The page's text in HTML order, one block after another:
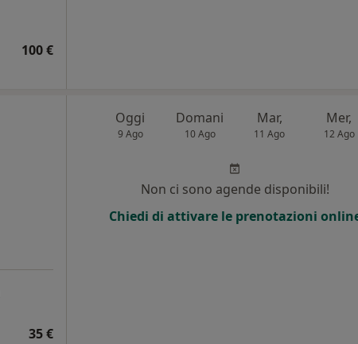
100 €
35 €
Oggi
9 Ago
Domani
10 Ago
Mar,
11 Ago
Mer,
12 Ago
Non ci sono agende disponibili!
Chiedi di attivare le prenotazioni